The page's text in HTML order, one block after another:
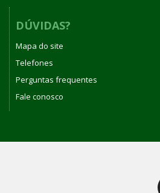
DÚVIDAS?
Mapa do site
Telefones
Perguntas frequentes
Fale conosco